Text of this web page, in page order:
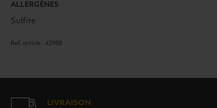
ALLERGÈNES
Sulfite
Ref. article : 42988
LIVRAISON